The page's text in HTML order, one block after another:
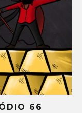
66